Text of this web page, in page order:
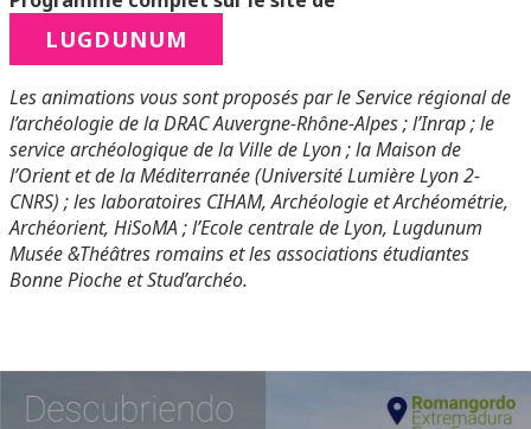
LUGDUNUM
Les animations vous sont proposés par le Service régional de
l’archéologie de la DRAC Auvergne-Rhône-Alpes ; l’Inrap ; le
service archéologique de la Ville de Lyon ; la Maison de
l’Orient et de la Méditerranée (Université Lumière Lyon 2-
CNRS) ; les laboratoires CIHAM, Archéologie et Archéométrie,
Archéorient, HiSoMA ; l’Ecole centrale de Lyon, Lugdunum
Musée &Théâtres romains et les associations étudiantes
Bonne Pioche et Stud’archéo.